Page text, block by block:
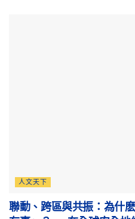
人文天下
聯動、跨區與共振：為什